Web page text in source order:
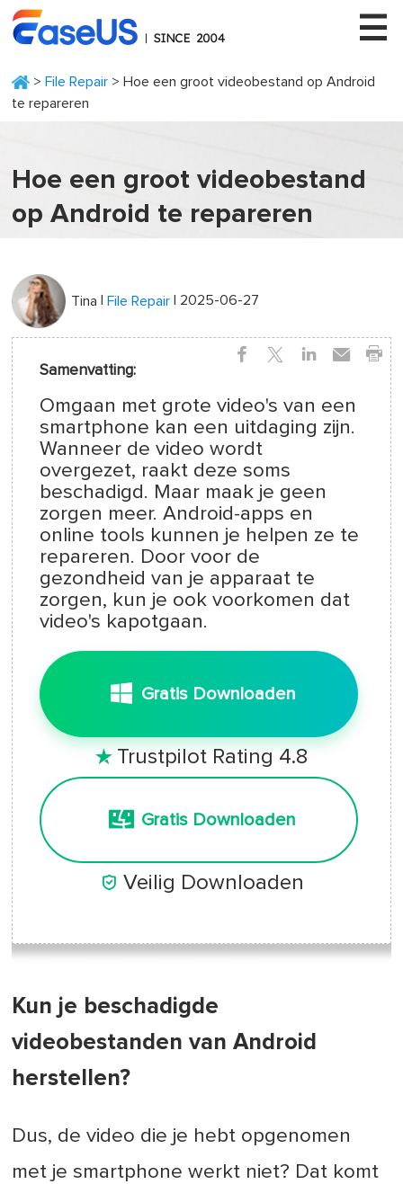
> File Repair > Hoe een groot videobestand op Android
te repareren
Hoe een groot videobestand
op Android te repareren
Tina |File Repair | 2025-06-27
Samenvatting:
Omgaan met grote video's van een
smartphone kan een uitdaging zijn.
Wanneer de video wordt
overgezet, raakt deze soms
beschadigd. Maar maak je geen
zorgen meer. Android-apps en
online tools kunnen je helpen ze te
repareren. Door voor de
gezondheid van je apparaat te
zorgen, kun je ook voorkomen dat
video's kapotgaan.
Gratis Downloaden
 Trustpilot Rating 4.8
Gratis Downloaden
 Veilig Downloaden
Kun je beschadigde
videobestanden van Android
herstellen?
Dus, de video die je hebt opgenomen
met je smartphone werkt niet? Dat komt